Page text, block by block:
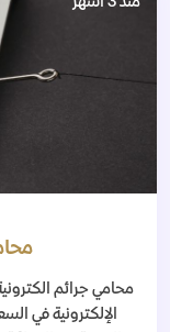
محامي جرائم
الإلكترونية في